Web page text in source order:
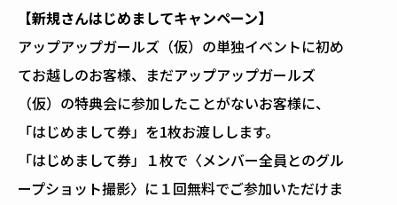
【新規さんはじめましてキャンペーン】
アップアップガールズ（仮）の単独イベントに初め
てお越しのお客様、まだアップアップガールズ
（仮）の特典会に参加したことがないお客様に、
「はじめまして券」を1枚お渡しします。
「はじめまして券」１枚で〈メンバー全員とのグル
ープショット撮影〉に１回無料でご参加いただけま